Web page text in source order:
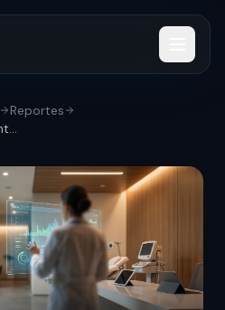
Reportes
Social Listening: Salud mental y bienest...